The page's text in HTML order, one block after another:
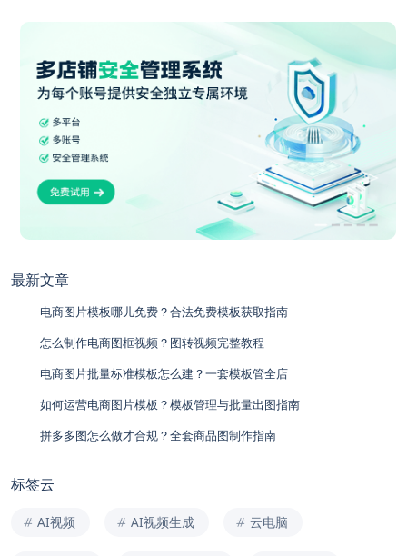
最新文章
电商图片模板哪儿免费？合法免费模板获取指南
怎么制作电商图框视频？图转视频完整教程
电商图片批量标准模板怎么建？一套模板管全店
如何运营电商图片模板？模板管理与批量出图指南
拼多多图怎么做才合规？全套商品图制作指南
标签云
AI视频 AI视频生成 云电脑